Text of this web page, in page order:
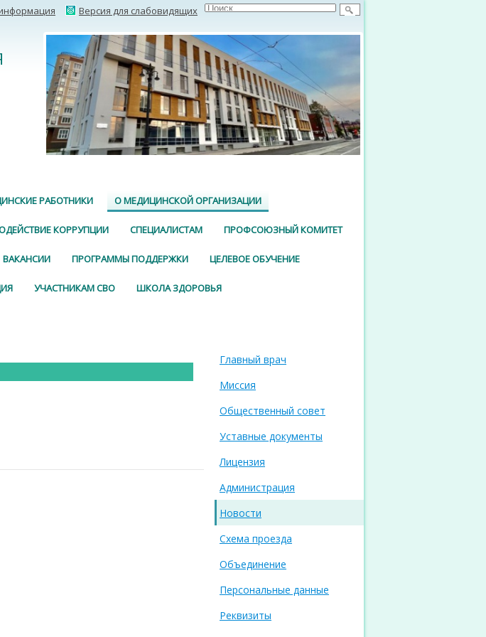
Версия для слабовидящих
РАБОТНИКИ О МЕДИЦИНСКОЙ ОРГАНИЗАЦИИ
КОРРУПЦИИ СПЕЦИАЛИСТАМ ПРОФСОЮЗНЫЙ КОМИТЕТ
ВАКАНСИИ ПРОГРАММЫ ПОДДЕРЖКИ ЦЕЛЕВОЕ ОБУЧЕНИЕ
УЧАСТНИКАМ СВО ШКОЛА ЗДОРОВЬЯ
Главный врач
Миссия
Общественный совет
Уставные документы
Лицензия
Администрация
Новости
Схема проезда
Объединение
Персональные данные
Реквизиты